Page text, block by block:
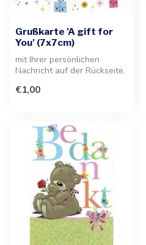
Grußkarte 'A gift for
You' (7x7cm)
mit Ihrer persönlichen
Nachricht auf der Rückseite.
im ...
€1,00